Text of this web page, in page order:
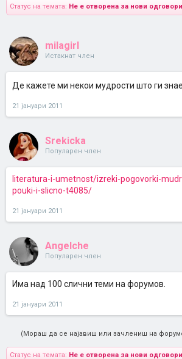
Статус на темата: Не е отворена за нови
milagirl
Истакнат член
Де кажете ми некои мудрости што ги
21 јануари 2011
Srekicka
Популарен член
literatura-i-umetnost/izreki-pogovorki-
pouki-i-slicno-t4085/
21 јануари 2011
Angelche
Популарен член
Има над 100 слични теми на форумов.
21 јануари 2011
(Мораш да се најавиш или зачлениш на
Статус на темата: Не е отворена за нови